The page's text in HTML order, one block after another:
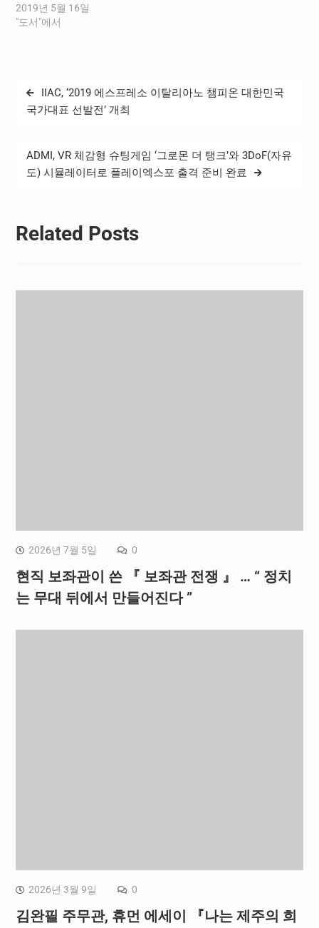
2019년 5월 16일
"도서"에서
글
탐
IIAC, ‘2019 에스프레소 이탈리아노 챔피온 대한민국
국가대표 선발전’ 개최
ADMI, VR 체감형 슈팅게임 ‘그로몬 더 탱크’와 3DoF(자유
도) 시뮬레이터로 플레이엑스포 출격 준비 완료
Related Posts
2026년 7월 5일 0
현직 보좌관이 쓴 『 보좌관 전쟁 』 … “ 정치
는 무대 뒤에서 만들어진다 ”
2026년 3월 9일 0
김완필 주무관, 휴먼 에세이 『나는 제주의 희